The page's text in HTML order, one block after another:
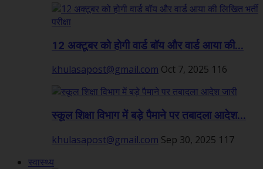
12 अक्टूबर को होगी वार्ड बॉय और वार्ड आया की...
khulasapost@gmail.com Oct 7, 2025 116
स्कूल शिक्षा विभाग में बड़े पैमाने पर तबादला आदेश...
khulasapost@gmail.com Sep 30, 2025 117
स्वास्थ्य